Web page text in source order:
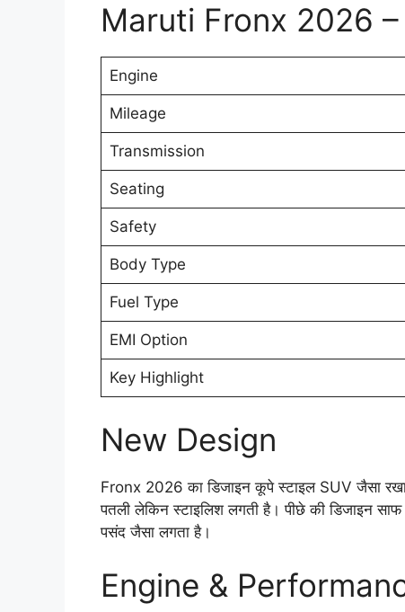
Maruti Fronx 2026
Engine
Mileage
Transmission
Seating
Safety
Body Type
Fuel Type
EMI Option
Key Highlight
New Design
Fronx 2026 का डिजाइन कूपे स्टाइल SUV जैसा रखा
पतली लेकिन स्टाइलिश लगती है। पीछे की डिजाइन
पसंद जैसा लगता है।
Engine &